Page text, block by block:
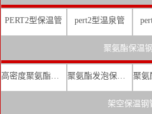
PERT2型保温管 pert2型温泉管
聚氨酯保温
高密度聚氨酯发泡保温钢管 聚氨酯发泡保温钢管厂家
架空保温钢